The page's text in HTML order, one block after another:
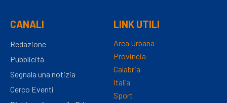
CANALI
Redazione
Pubblicità
Segnala una notizia
Cerco Eventi
LINK UTILI
Area Urbana
Provincia
Calabria
Italia
Sport